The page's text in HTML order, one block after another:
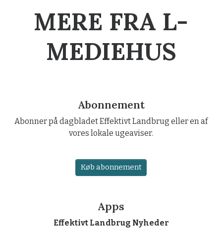
MERE FRA L-
MEDIEHUS
Abonnement
Abonner på dagbladet Effektivt Landbrug eller en af
vores lokale ugeaviser.
Køb abonnement
Apps
Effektivt Landbrug Nyheder